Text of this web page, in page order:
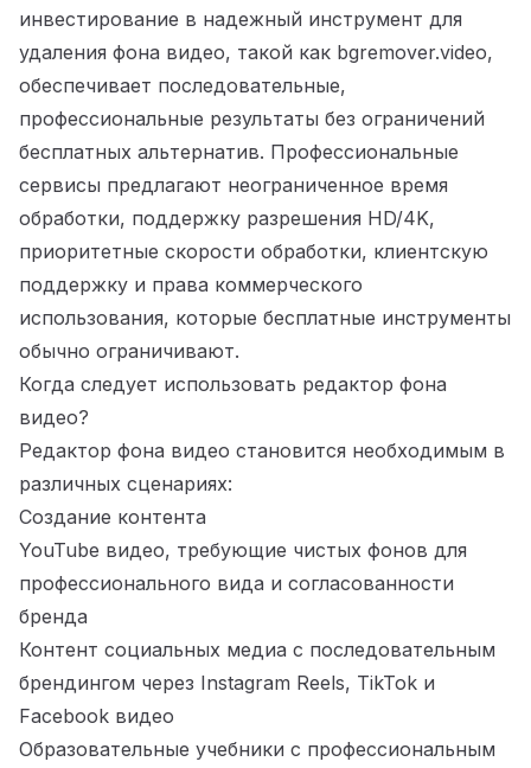
инвестирование в надежный инструмент для
удаления фона видео, такой как bgremover.video,
обеспечивает последовательные,
профессиональные результаты без ограничений
бесплатных альтернатив. Профессиональные
сервисы предлагают неограниченное время
обработки, поддержку разрешения HD/4K,
приоритетные скорости обработки, клиентскую
поддержку и права коммерческого
использования, которые бесплатные инструменты
обычно ограничивают.
Когда следует использовать редактор фона
видео?
Редактор фона видео становится необходимым в
различных сценариях:
Создание контента
YouTube видео, требующие чистых фонов для
профессионального вида и согласованности
бренда
Контент социальных медиа с последовательным
брендингом через Instagram Reels, TikTok и
Facebook видео
Образовательные учебники с профессиональным